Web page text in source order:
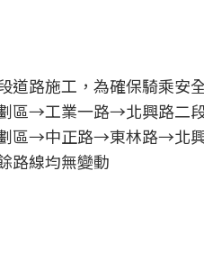
道路施工，為確保騎乘安
區→工業一路→北興路二
區→中正路→東林路→北
路線均無變動